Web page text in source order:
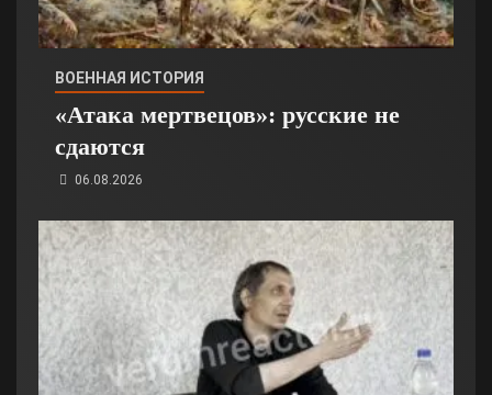
ВОЕННАЯ ИСТОРИЯ
«Атака мертвецов»: русские не
сдаются
06.08.2026